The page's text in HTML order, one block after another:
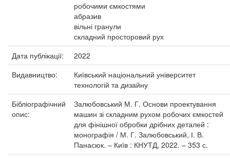
робочими ємкостями
абразив
вільні гранули
складний просторовий рух
Дата публікації:
2022
Видавництво:
Київський національний університет
технологій та дизайну
Бібліографічний
опис:
Залюбовський М. Г. Основи проектування
машин зі складним рухом робочих ємкостей
для фінішної обробки дрібних деталей :
монографія / М. Г. Залюбовський, І. В.
Панасюк. – Київ : КНУТД, 2022. – 353 с.